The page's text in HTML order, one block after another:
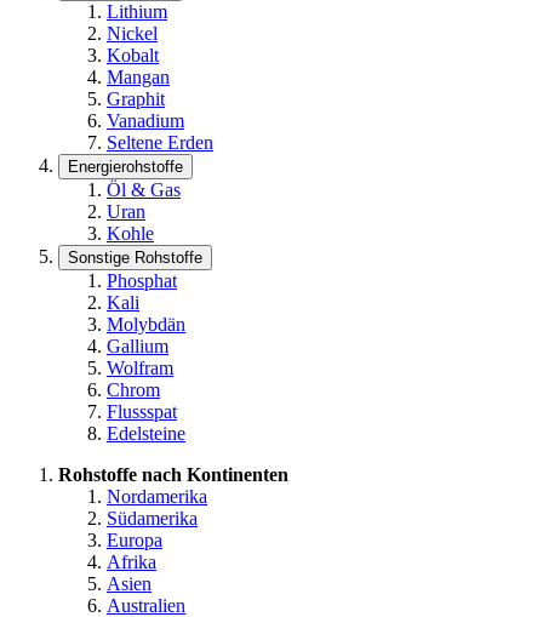
Lithium
Nickel
Kobalt
Mangan
Graphit
Vanadium
Seltene Erden
Energierohstoffe
Öl & Gas
Uran
Kohle
Sonstige Rohstoffe
Phosphat
Kali
Molybdän
Gallium
Wolfram
Chrom
Flussspat
Edelsteine
Rohstoffe nach Kontinenten
Nordamerika
Südamerika
Europa
Afrika
Asien
Australien